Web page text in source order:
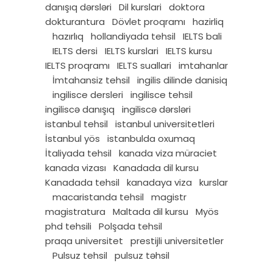
danışıq dərsləri
Dil kurslari
doktora
dokturantura
Dövlet proqramı
hazirliq
hazırlıq
hollandiyada tehsil
IELTS bali
IELTS dersi
IELTS kurslari
IELTS kursu
IELTS proqramı
IELTS suallari
imtahanlar
İmtahansiz tehsil
ingilis dilinde danisiq
ingilisce dersleri
ingilisce tehsil
ingiliscə danışıq
ingiliscə dərsləri
istanbul tehsil
istanbul universitetleri
İstanbul yös
istanbulda oxumaq
İtaliyada tehsil
kanada viza müraciet
kanada vizası
Kanadada dil kursu
Kanadada tehsil
kanadaya viza
kurslar
macaristanda tehsil
magistr
magistratura
Maltada dil kursu
Myös
phd tehsili
Polşada tehsil
praqa universitet
prestijli universitetler
Pulsuz tehsil
pulsuz təhsil